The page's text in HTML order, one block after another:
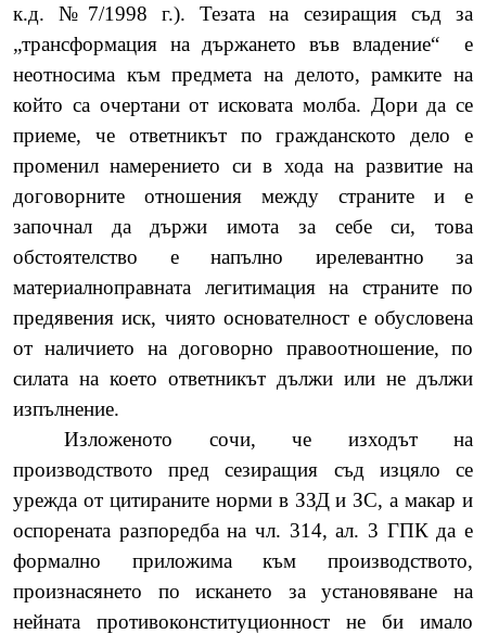
к.д. №7/1998 г.).Тезата на сезиращия съд за
„трансформация на държането във владение“
е
неотносима към предмета на делото, рамките на
който са очертани от исковата молба. Дори да се
приеме, че ответникът по гражданското дело е
променил намерението си в хода на развитие на
договорните отношения между страните и е
започнал да държи имота за себе си, това
обстоятелство е напълно ирелевантно за
материалноправната легитимация на страните по
предявения иск, чиято основателност е обусловена
от наличието на договорно правоотношение, по
силата на което ответникът дължи или не дължи
изпълнение.
Изложеното сочи, че изходът на
производството пред сезиращия съд изцяло се
урежда от цитираните норми в ЗЗД и ЗС, а макар и
оспорената разпоредба на чл. 314, ал. 3 ГПК да е
формално приложима към производството,
произнасянето по искането за установяване на
нейната противоконституционност не би имало